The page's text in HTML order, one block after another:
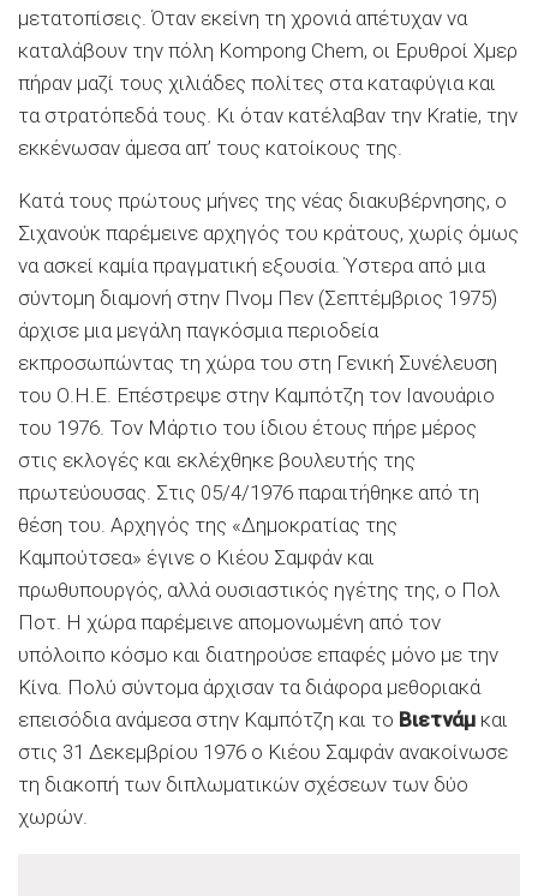
μετατοπίσεις. Όταν εκείνη τη χρονιά απέτυχαν να
καταλάβουν την πόλη Kompong Chem, οι Ερυθροί Χμερ
πήραν μαζί τους χιλιάδες πολίτες στα καταφύγια και
τα στρατόπεδά τους. Κι όταν κατέλαβαν την Kratie, την
εκκένωσαν άμεσα απ’ τους κατοίκους της.
Κατά τους πρώτους μήνες της νέας διακυβέρνησης, ο
Σιχανούκ παρέμεινε αρχηγός του κράτους, χωρίς όμως
να ασκεί καμία πραγματική εξουσία. Ύστερα από μια
σύντομη διαμονή στην Πνομ Πεν (Σεπτέμβριος 1975)
άρχισε μια μεγάλη παγκόσμια περιοδεία
εκπροσωπώντας τη χώρα του στη Γενική Συνέλευση
του Ο.Η.Ε. Επέστρεψε στην Καμπότζη τον Ιανουάριο
του 1976. Τον Μάρτιο του ίδιου έτους πήρε μέρος
στις εκλογές και εκλέχθηκε βουλευτής της
πρωτεύουσας. Στις 05/4/1976 παραιτήθηκε από τη
θέση του. Αρχηγός της «Δημοκρατίας της
Καμπούτσεα» έγινε ο Κιέου Σαμφάν και
πρωθυπουργός, αλλά ουσιαστικός ηγέτης της, ο Πολ
Ποτ. Η χώρα παρέμεινε απομονωμένη από τον
υπόλοιπο κόσμο και διατηρούσε επαφές μόνο με την
Κίνα. Πολύ σύντομα άρχισαν τα διάφορα μεθοριακά
επεισόδια ανάμεσα στην Καμπότζη και το Βιετνάμ και
στις 31 Δεκεμβρίου 1976 ο Κιέου Σαμφάν ανακοίνωσε
τη διακοπή των διπλωματικών σχέσεων των δύο
χωρών.